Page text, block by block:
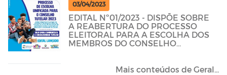
03/04/2023
EDITAL Nº01/2023 - DISPÕE SOBRE
A REABERTURA DO PROCESSO
ELEITORAL PARA A ESCOLHA DOS
MEMBROS DO CONSELHO
Mais conteúdos de Geral...